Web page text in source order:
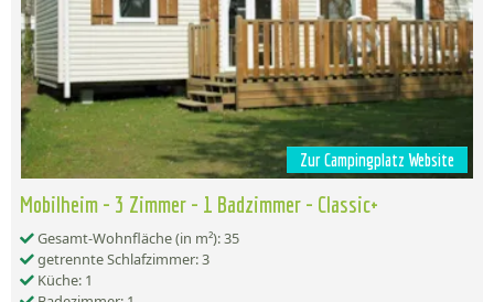
Zur Campingplatz Website
Mobilheim - 3 Zimmer - 1 Badzimmer - Classic+
Gesamt-Wohnfläche (in m²): 35
getrennte Schlafzimmer: 3
Küche: 1